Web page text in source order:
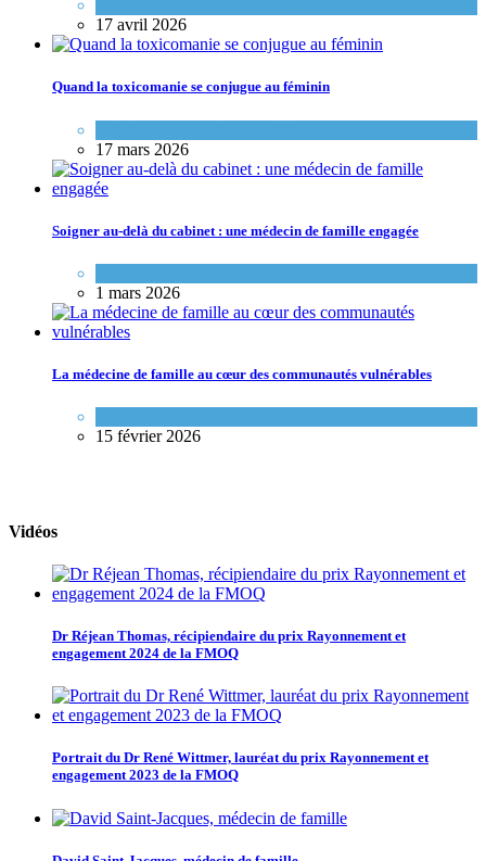
17 avril 2026
Quand la toxicomanie se conjugue au féminin
17 mars 2026
Soigner au-delà du cabinet : une médecin de famille engagée
1 mars 2026
La médecine de famille au cœur des communautés vulnérables
15 février 2026
Vidéos
Dr Réjean Thomas, récipiendaire du prix Rayonnement et
engagement 2024 de la FMOQ
Portrait du Dr René Wittmer, lauréat du prix Rayonnement et
engagement 2023 de la FMOQ